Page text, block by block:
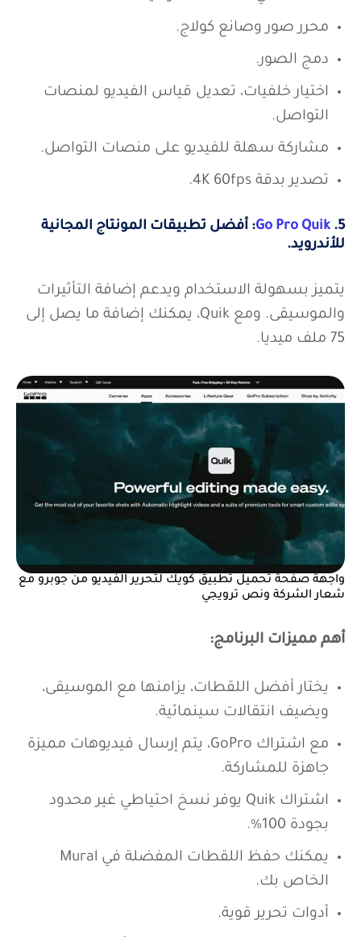
محرر صور وصانع كولاج.
دمج الصور.
اختيار خلفيات، تعديل قياس الفيديو لمنصات
التواصل.
مشاركة سهلة للفيديو على منصات التواصل.
تصدير بدقة 4K 60fps.
5.
: أفضل تطبيقات المونتاج المجانية
للأندرويد.
يتميز بسهولة الاستخدام ويدعم إضافة التأثيرات
والموسيقى. ومع Quik، يمكنك إضافة ما يصل إلى
75 ملف ميديا.
واجهة صفحة تحميل تطبيق كويك لتحرير الفيديو من جوبرو مع
شعار الشركة ونص ترويجي
أهم مميزات البرنامج:
يختار أفضل اللقطات، يزامنها مع الموسيقى،
ويضيف انتقالات سينمائية.
مع اشتراك GoPro، يتم إرسال فيديوهات مميزة
جاهزة للمشاركة.
اشتراك Quik يوفر نسخ احتياطي غير محدود
بجودة 100%.
يمكنك حفظ اللقطات المفضلة في Mural
الخاص بك.
أدوات تحرير قوية.